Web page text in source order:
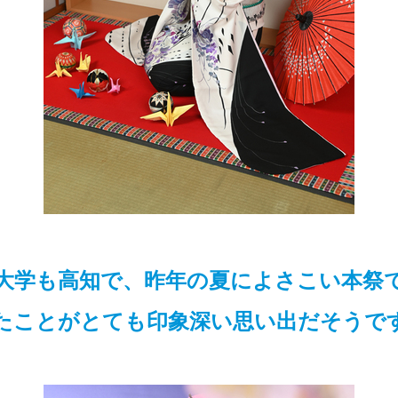
学も高知で、昨年の夏によさこい本祭
ことがとても印象深い思い出だそうで